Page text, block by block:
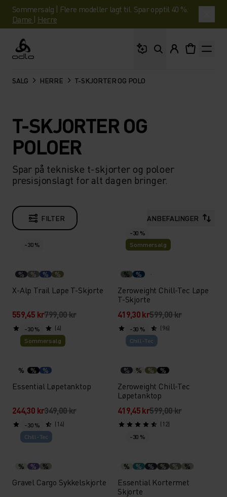
Sommersalg | Flere modeller lagt til. Spar opptil 40 %.
Dame | Herre
Odlo
SALG HERRE T-SKJORTER OG POLO
T-SKJORTER OG
POLOER
Spar på tekniske t-skjorter og poloer
presisjonslagt for alt dagen bringer.
FILTER ANBEFALINGER
-30 %
% % % %
X-Alp Trail Løpe T-Skjorte
559,45 kr799,00 kr
(4)
-30 %
Sommersalg
% %
Zeroweight Chill-Tec Løpe
T-Skjorte
419,30 kr599,00 kr
(96)
-30 %
Sommersalg
% % %
Essential Løpetanktop
244,30 kr349,00 kr
(14)
-30 %
Chill-Tec
% % % %
Zeroweight Chill-Tec
Løpetanktop
419,45 kr599,00 kr
(12)
-30 %
Chill-Tec
% % %
Gravel Cargo Sykkelskjorte
-30 %
% % % % % %
Essential Kortermet
Skjorte